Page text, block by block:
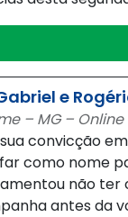
e
– MG –
convicção
como nome
não ter
antes da